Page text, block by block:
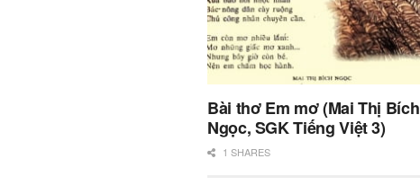
Bài thơ Em mơ (Mai Thị Bích
Ngọc, SGK Tiếng Việt 3)
1 SHARES